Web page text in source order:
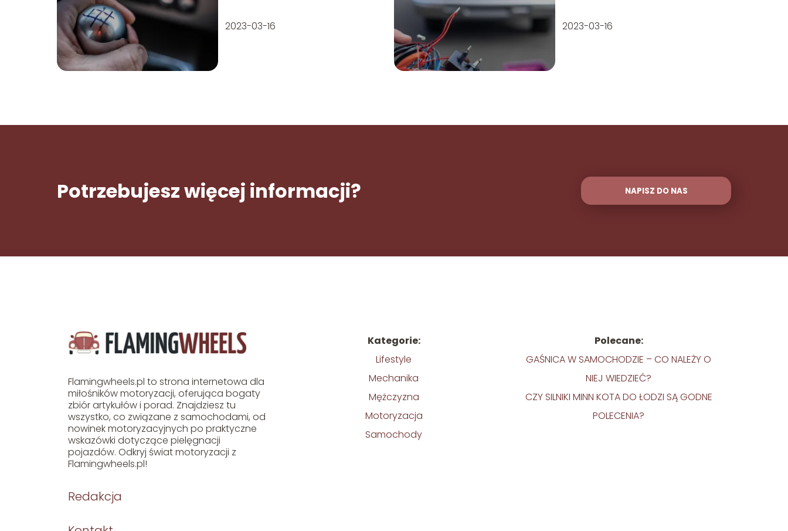
2023-03-16 2023-03-16
Potrzebujesz więcej informacji? NAPISZ DO NAS
Flamingwheels.pl to strona internetowa dla
miłośników motoryzacji, oferująca bogaty
zbiór artykułów i porad. Znajdziesz tu
wszystko, co związane z samochodami, od
nowinek motoryzacyjnych po praktyczne
wskazówki dotyczące pielęgnacji
pojazdów. Odkryj świat motoryzacji z
Flamingwheels.pl!
Redakcja
Kategorie:
Lifestyle
Mechanika
Mężczyzna
Motoryzacja
Samochody
Polecane:
GAŚNICA W SAMOCHODZIE – CO NALEŻY O
NIEJ WIEDZIEĆ?
CZY SILNIKI MINN KOTA DO ŁODZI SĄ GODNE
POLECENIA?